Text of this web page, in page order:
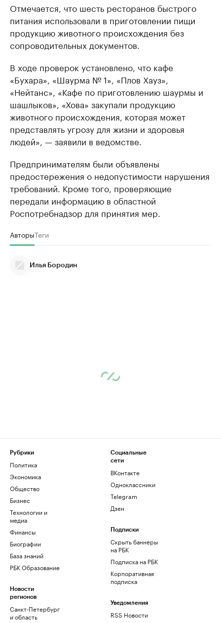
Отмечается, что шесть ресторанов быстрого
питания использовали в приготовлении пищи
продукцию животного происхождения без
сопроводительных документов.
В ходе проверок установлено, что кафе
«Бухара», «Шаурма № 1», «Плов Хауз»,
«Нейтанс», «Кафе по приготовлению шаурмы и
шашлыков», «Хова» закупали продукцию
животного происхождения, которая может
представлять угрозу для жизни и здоровья
людей», — заявили в ведомстве.
Предпринимателям были объявлены
предостережения о недопустимости нарушения
требований. Кроме того, проверяющие
передали информацию в областной
Роспотребнадзор для принятия мер.
АвторыТеги
Илья Бородин
Рубрики
Политика
Экономика
Общество
Бизнес
Технологии и
медиа
Финансы
Биографии
База знаний
РБК Образование
Новости
регионов
Санкт-Петербург
и область
Социальные
сети
ВКонтакте
Одноклассники
Telegram
Дзен
Подписки
Скрыть баннеры
на РБК
Подписка на РБК
Корпоративная
подписка
Уведомления
RSS Новости